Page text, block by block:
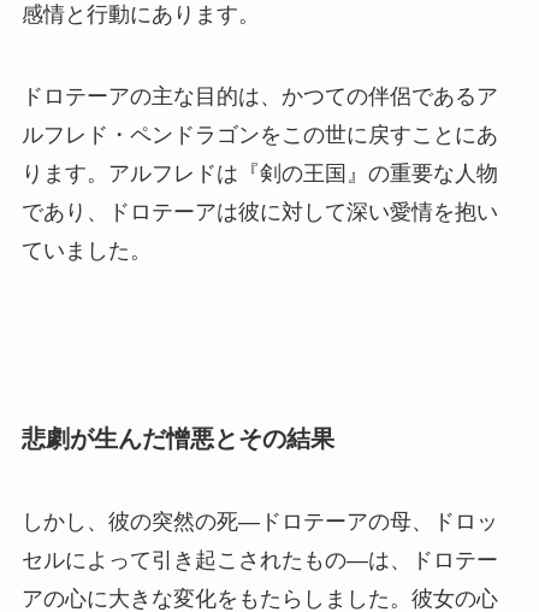
感情と行動にあります。
ドロテーアの主な目的は、かつての伴侶であるア
ルフレド・ペンドラゴンをこの世に戻すことにあ
ります。アルフレドは『剣の王国』の重要な人物
であり、ドロテーアは彼に対して深い愛情を抱い
ていました。
悲劇が生んだ憎悪とその結果
しかし、彼の突然の死—ドロテーアの母、ドロッ
セルによって引き起こされたもの—は、ドロテー
アの心に大きな変化をもたらしました。彼女の心